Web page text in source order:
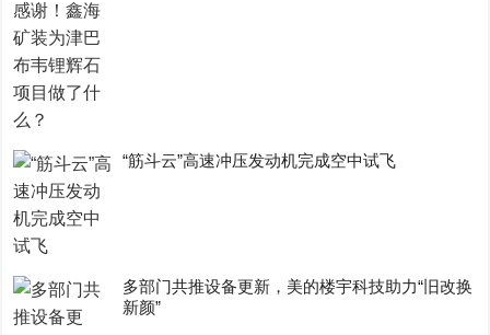
“筋斗云”高速冲压发动机完成空中试飞
多部门共推设备更新，美的楼宇科技助力“旧改换
新颜”